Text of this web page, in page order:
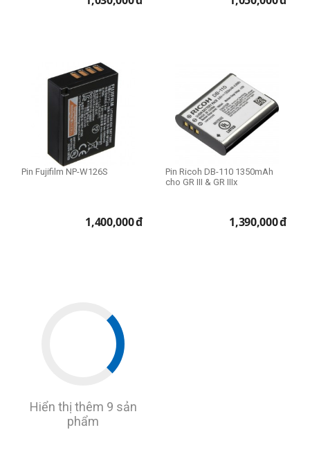
Pin Fujifilm NP-W126S
1,400,000đ
Pin Ricoh DB-110 1350mAh
cho GR III & GR IIIx
1,390,000đ
Hiển thị thêm 9 sản
phẩm